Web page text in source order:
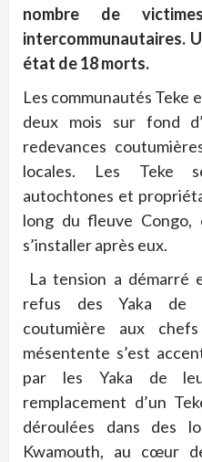
nombre de
intercommunautaires.
état de 18 morts.
Les communautés Teke
deux mois sur fond
redevances
locales. Les Teke
autochtones et
long du fleuve Congo,
s’installer après eux.
La tension a démarré
refus des Yaka de
coutumière aux
mésentente s’est
par les Yaka de
remplacement d’un
déroulées dans des
Kwamouth, au cœur